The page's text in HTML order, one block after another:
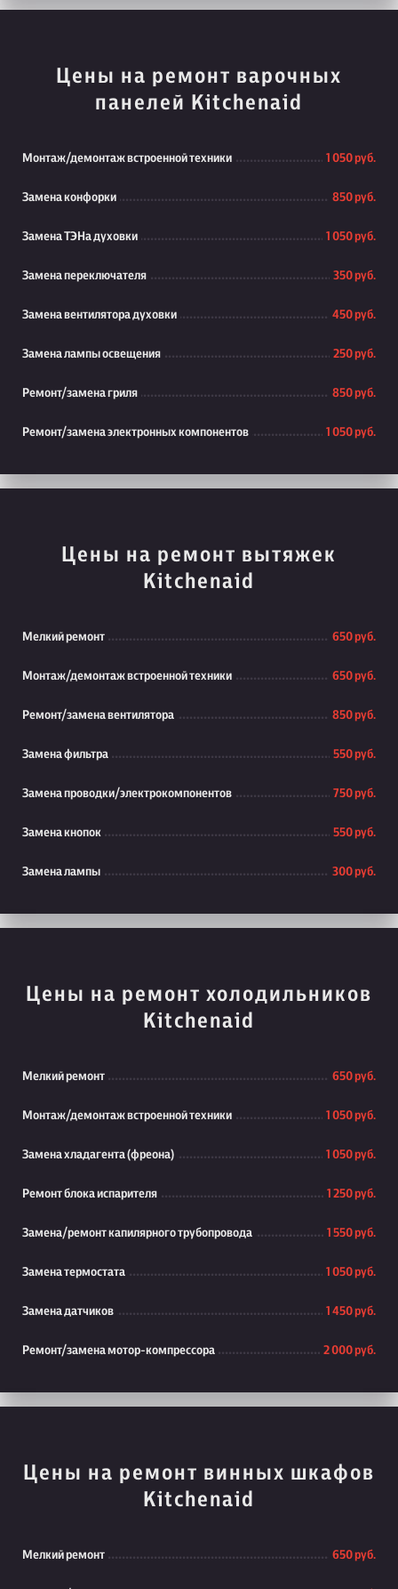
Цены на ремонт варочных
панелей Kitchenaid
Монтаж/демонтаж встроенной техники 1 050 руб.
Замена конфорки 850 руб.
Замена ТЭНа духовки 1 050 руб.
Замена переключателя 350 руб.
Замена вентилятора духовки 450 руб.
Замена лампы освещения 250 руб.
Ремонт/замена гриля 850 руб.
Ремонт/замена электронных компонентов 1 050 руб.
Цены на ремонт вытяжек
Kitchenaid
Мелкий ремонт 650 руб.
Монтаж/демонтаж встроенной техники 650 руб.
Ремонт/замена вентилятора 850 руб.
Замена фильтра 550 руб.
Замена проводки/электрокомпонентов 750 руб.
Замена кнопок 550 руб.
Замена лампы 300 руб.
Цены на ремонт холодильников
Kitchenaid
Мелкий ремонт 650 руб.
Монтаж/демонтаж встроенной техники 1 050 руб.
Замена хладагента (фреона) 1 050 руб.
Ремонт блока испарителя 1 250 руб.
Замена/ремонт капилярного трубопровода 1 550 руб.
Замена термостата 1 050 руб.
Замена датчиков 1 450 руб.
Ремонт/замена мотор-компрессора 2 000 руб.
Цены на ремонт винных шкафов
Kitchenaid
Мелкий ремонт 650 руб.